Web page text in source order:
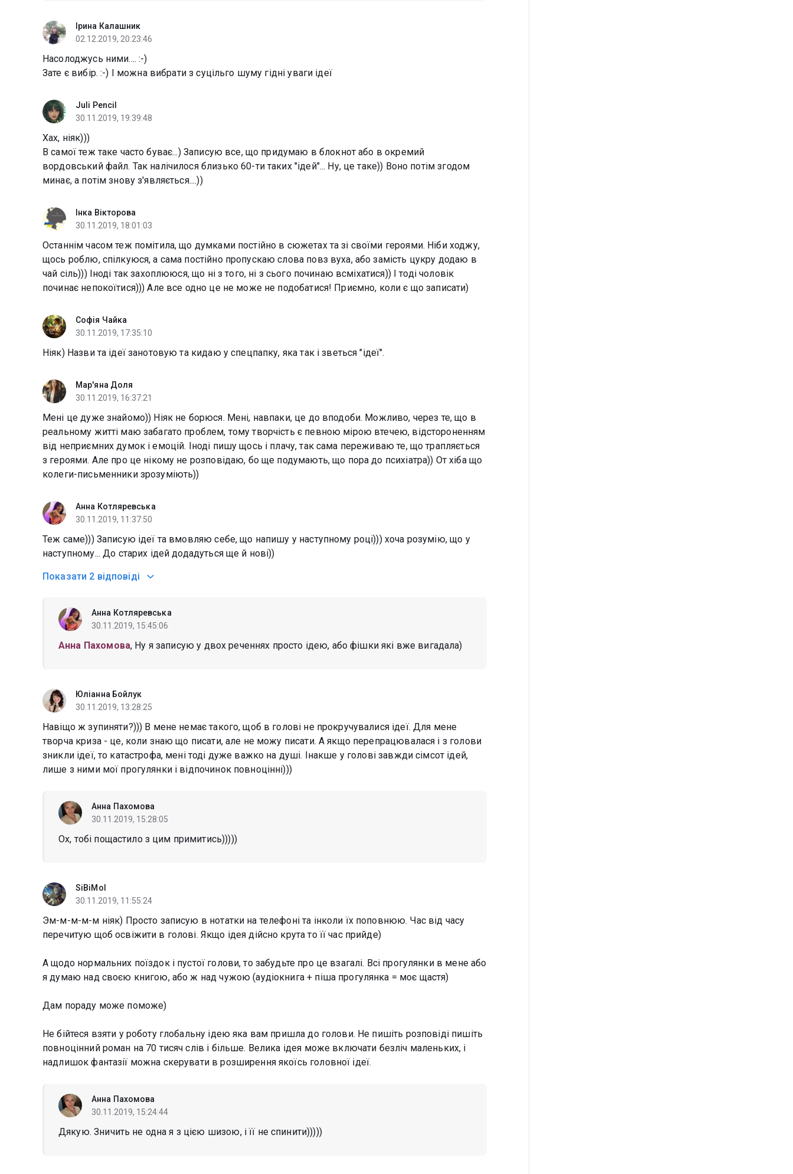
Ірина Калашник
02.12.2019, 20:23:46
Насолоджусь ними.... :-)
Зате є вибір. :-) І можна вибрати з суцільго шуму гідні уваги ідеї
Juli Pencil
30.11.2019, 19:39:48
Хах, ніяк)))
В самої теж таке часто буває...) Записую все, що придумаю в блокнот або в окремий
вордовський файл. Так налічилося близько 60-ти таких "ідей"... Ну, це таке)) Воно потім згодом
минає, а потім знову з'являється....))
Інка Вікторова
30.11.2019, 18:01:03
Останнім часом теж помітила, що думками постійно в сюжетах та зі своїми героями. Ніби ходжу,
щось роблю, спілкуюся, а сама постійно пропускаю слова повз вуха, або замість цукру додаю в
чай сіль))) Іноді так захоплююся, що ні з того, ні з сього починаю всміхатися)) І тоді чоловік
починає непокоїтися))) Але все одно це не може не подобатися! Приємно, коли є що записати)
Софія Чайка
30.11.2019, 17:35:10
Ніяк) Назви та ідеї занотовую та кидаю у спецпапку, яка так і зветься "ідеї".
Мар'яна Доля
30.11.2019, 16:37:21
Мені це дуже знайомо)) Ніяк не борюся. Мені, навпаки, це до вподоби. Можливо, через те, що в
реальному житті маю забагато проблем, тому творчість є певною мірою втечею, відстороненням
від неприємних думок і емоцій. Іноді пишу щось і плачу, так сама переживаю те, що трапляється
з героями. Але про це нікому не розповідаю, бо ще подумають, що пора до психіатра)) От хіба що
колеги-письменники зрозуміють))
Анна Котляревська
30.11.2019, 11:37:50
Теж саме))) Записую ідеї та вмовляю себе, що напишу у наступному році))) хоча розумію, що у
наступному... До старих ідей додадуться ще й нові))
Показати 2 відповіді
Анна Котляревська
30.11.2019, 15:45:06
Анна Пахомова, Ну я записую у двох реченнях просто ідею, або фішки які вже вигадала)
Юліанна Бойлук
30.11.2019, 13:28:25
Навіщо ж зупиняти?))) В мене немає такого, щоб в голові не прокручувалися ідеї. Для мене
творча криза - це, коли знаю що писати, але не можу писати. А якщо перепрацювалася і з голови
зникли ідеї, то катастрофа, мені тоді дуже важко на душі. Інакше у голові завжди сімсот ідей,
лише з ними мої прогулянки і відпочинок повноцінні)))
Анна Пахомова
30.11.2019, 15:28:05
Ох, тобі пощастило з цим примитись)))))
SiBiMol
30.11.2019, 11:55:24
Эм-м-м-м-м ніяк) Просто записую в нотатки на телефоні та інколи їх поповнюю. Час від часу
перечитую щоб освіжити в голові. Якщо ідея дійсно крута то її час прийде)
А щодо нормальних поїздок і пустої голови, то забудьте про це взагалі. Всі прогулянки в мене або
я думаю над своєю книгою, або ж над чужою (аудіокнига + піша прогулянка = моє щастя)
Дам пораду може поможе)
Не бійтеся взяти у роботу глобальну ідею яка вам пришла до голови. Не пишіть розповіді пишіть
повноцінний роман на 70 тисяч слів і більше. Велика ідея може включати безліч маленьких, і
надлишок фантазії можна скерувати в розширення якоїсь головної ідеї.
Анна Пахомова
30.11.2019, 15:24:44
Дякую. Зничить не одна я з цією шизою, і її не спинити)))))